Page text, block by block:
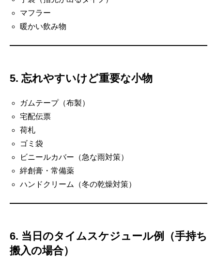
マフラー
暖かい飲み物
5. 忘れやすいけど重要な小物
ガムテープ（布製）
宅配伝票
荷札
ゴミ袋
ビニールカバー（急な雨対策）
絆創膏・常備薬
ハンドクリーム（冬の乾燥対策）
6. 当日のタイムスケジュール例（手持ち
搬入の場合）